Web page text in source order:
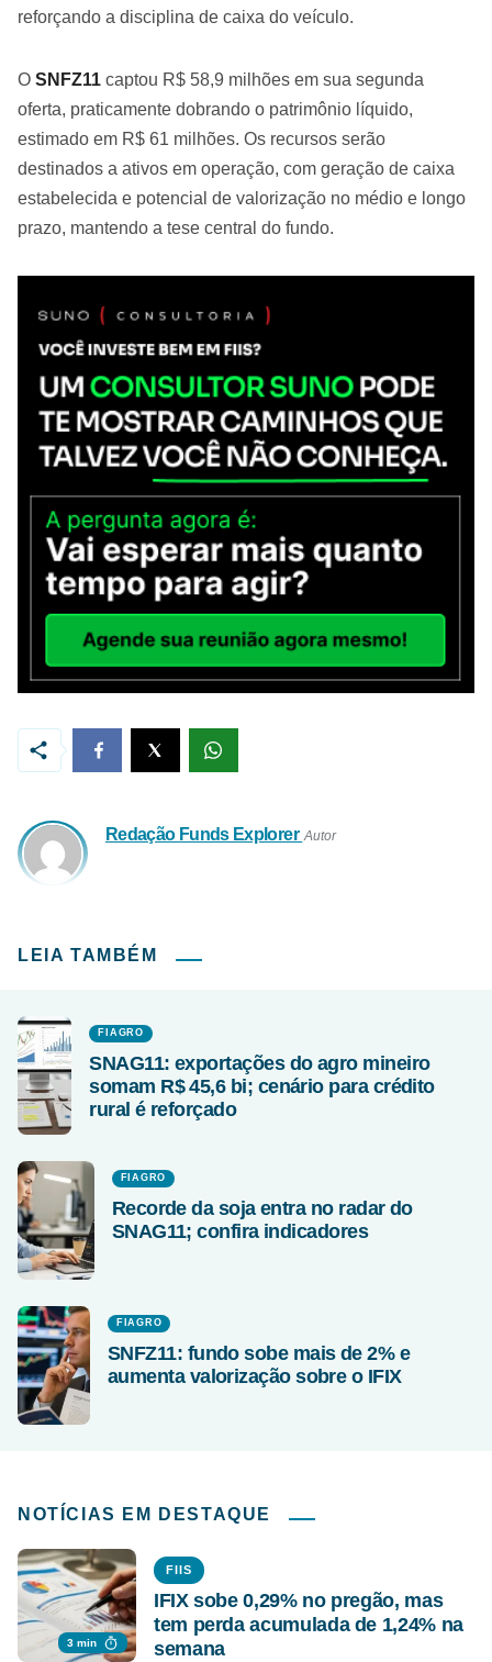
reforçando a disciplina de caixa do veículo.
O SNFZ11 captou R$ 58,9 milhões em sua segunda
oferta, praticamente dobrando o patrimônio líquido,
estimado em R$ 61 milhões. Os recursos serão
destinados a ativos em operação, com geração de caixa
estabelecida e potencial de valorização no médio e longo
prazo, mantendo a tese central do fundo.
Redação Funds Explorer Autor
LEIA TAMBÉM
FIAGRO
SNAG11: exportações do agro mineiro
somam R$ 45,6 bi; cenário para crédito
rural é reforçado
FIAGRO
Recorde da soja entra no radar do
SNAG11; confira indicadores
FIAGRO
SNFZ11: fundo sobe mais de 2% e
aumenta valorização sobre o IFIX
NOTÍCIAS EM DESTAQUE
3 min
FIIS
IFIX sobe 0,29% no pregão, mas
tem perda acumulada de 1,24% na
semana